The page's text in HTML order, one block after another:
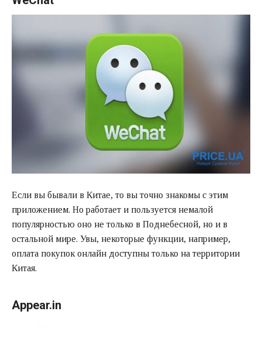
Если вы бывали в Китае, то вы точно знакомы с этим
приложением. Но работает и пользуется немалой
популярностью оно не только в Поднебесной, но и в
остальной мире. Увы, некоторые функции, например,
оплата покупок онлайн доступны только на территории
Китая.
Appear.in